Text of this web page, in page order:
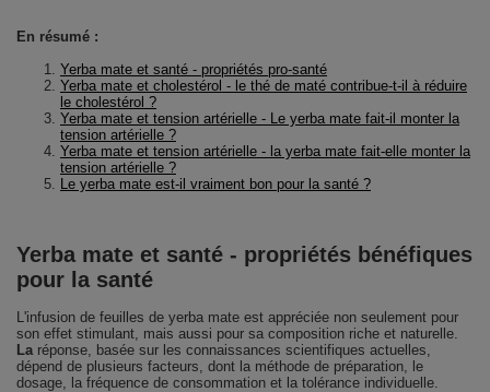
En résumé :
Yerba mate et santé - propriétés pro-santé
Yerba mate et cholestérol - le thé de maté contribue-t-il à réduire
le cholestérol ?
Yerba mate et tension artérielle - Le yerba mate fait-il monter la
tension artérielle ?
Yerba mate et tension artérielle - la yerba mate fait-elle monter la
tension artérielle ?
Le yerba mate est-il vraiment bon pour la santé ?
Yerba mate et santé - propriétés bénéfiques
pour la santé
L'infusion de feuilles de yerba mate est appréciée non seulement pour
son effet stimulant, mais aussi pour sa composition riche et naturelle.
Laréponse, basée sur les connaissances scientifiques actuelles,
dépend de plusieurs facteurs, dont la méthode de préparation, le
dosage, la fréquence de consommation et la tolérance individuelle.